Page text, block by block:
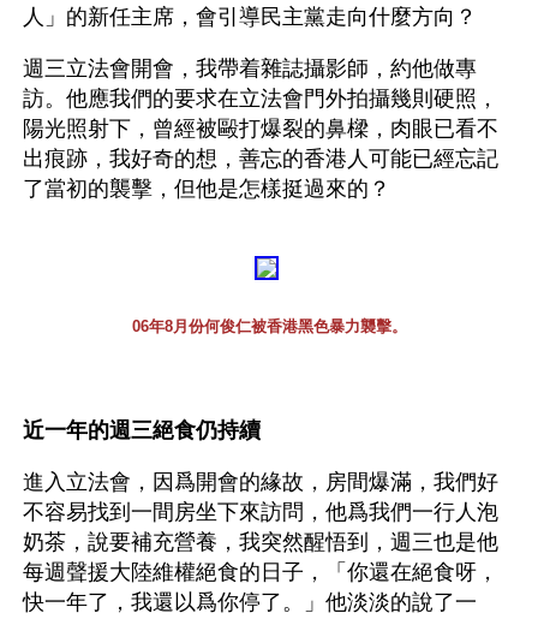
人」的新任主席，會引導民主黨走向什麼方向？
週三立法會開會，我帶着雜誌攝影師，約他做專
訪。他應我們的要求在立法會門外拍攝幾則硬照，
陽光照射下，曾經被毆打爆裂的鼻樑，肉眼已看不
出痕跡，我好奇的想，善忘的香港人可能已經忘記
了當初的襲擊，但他是怎樣挺過來的？
06年8月份何俊仁被香港黑色暴力襲擊。
近一年的週三絕食仍持續
進入立法會，因爲開會的緣故，房間爆滿，我們好
不容易找到一間房坐下來訪問，他爲我們一行人泡
奶茶，說要補充營養，我突然醒悟到，週三也是他
每週聲援大陸維權絕食的日子，「你還在絕食呀，
快一年了，我還以爲你停了。」他淡淡的說了一